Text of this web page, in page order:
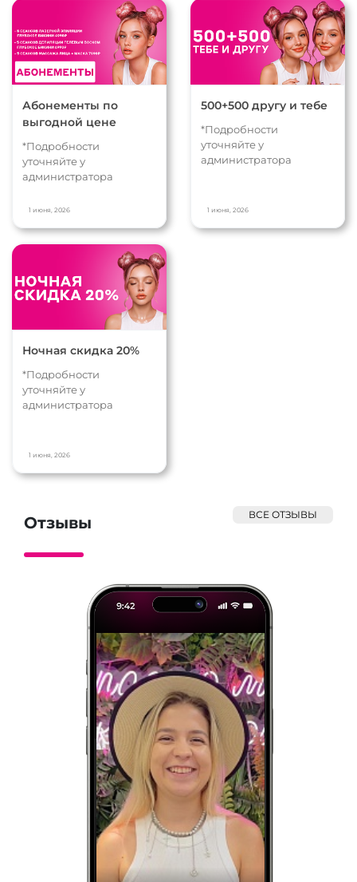
Абонементы по
выгодной цене
*Подробности
уточняйте у
администратора
1 июня, 2026
500+500 другу и тебе
*Подробности
уточняйте у
администратора
1 июня, 2026
Ночная скидка 20%
*Подробности
уточняйте у
администратора
1 июня, 2026
Отзывы ВСЕ ОТЗЫВЫ